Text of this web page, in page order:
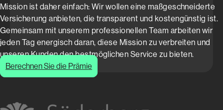
Mission ist daher einfach: Wir wollen eine maßgeschneiderte
Versicherung anbieten, die transparent und kostengünstig ist.
Gemeinsam mit unserem professionellen Team arbeiten wir
jeden Tag energisch daran, diese Mission zu verbreiten und
unseren Kunden den bestmöglichen Service zu bieten.
Berechnen Sie die Prämie